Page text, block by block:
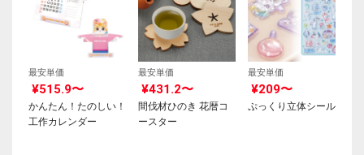
最安単価
¥515.9〜
かんたん！たのしい！
工作カレンダー
最安単価
¥431.2〜
間伐材ひのき 花暦コ
ースター
最安単価
¥209〜
ぷっくり立体シール